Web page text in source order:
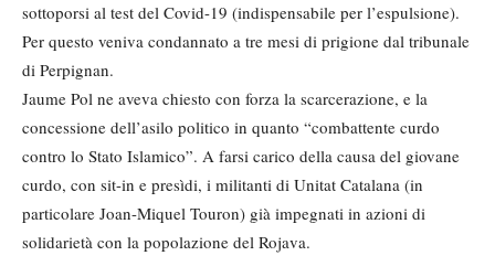
sottoporsi al test del Covid-19 (indispensabile per l’espulsione).
Per questo veniva condannato a tre mesi di prigione dal tribunale
di Perpignan.
Jaume Pol ne aveva chiesto con forza la scarcerazione, e la
concessione dell’asilo politico in quanto “combattente curdo
contro lo Stato Islamico”. A farsi carico della causa del giovane
curdo, con sit-in e presìdi, i militanti di Unitat Catalana (in
particolare Joan-Miquel Touron) già impegnati in azioni di
solidarietà con la popolazione del Rojava.